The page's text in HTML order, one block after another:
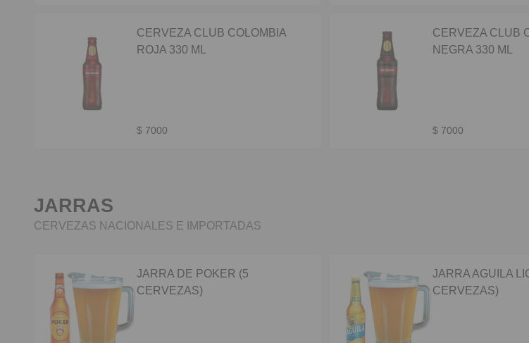
CERVEZA CLUB COLOMBIA
ROJA 330 ML
$ 7000
CERVEZA CLUB
NEGRA 330 ML
$ 7000
JARRAS
CERVEZAS NACIONALES E IMPORTADAS
JARRA DE POKER (5
CERVEZAS)
JARRA AGUILA
CERVEZAS)